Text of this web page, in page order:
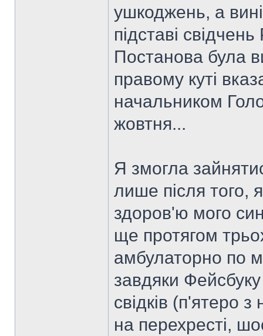
ушкоджень, а
підставі
Постанова була
правому куті
начальником
жовтня...
Я змогла
лише після того,
здоров'ю мого
ще протягом
амбулаторно по
завдяки
свідків (п'ятеро
на перехресті,